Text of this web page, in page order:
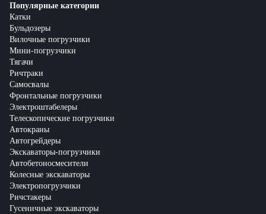
Популярные категории
Катки
Бульдозеры
Вилочные погрузчики
Мини-погрузчики
Тягачи
Ричтраки
Самосвалы
Фронтальные погрузчики
Электроштабелеры
Телескопические погрузчики
Автокраны
Автогрейдеры
Экскаваторы-погрузчики
Автобетоносмесители
Колесные экскаваторы
Электропогрузчики
Ричстакеры
Гусеничные экскаваторы